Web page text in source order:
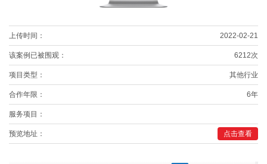
上传时间： 2022-02-21
该案例已被围观： 6212次
项目类型： 其他行业
合作年限： 6年
服务项目：
预览地址： 点击查看